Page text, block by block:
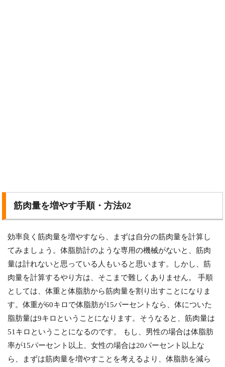
筋肉量を増やす手順・方法02
効率良く筋肉量を増やすなら、まずは自分の筋肉量を計算し
てみましょう。体脂肪計のような専用の機械がないと、筋肉
量は計れないと思っている人もいると思います。しかし、筋
肉量を計算するやり方は、そこまで難しくありません。 手順
としては、体重と体脂肪から筋肉量を割り出すことになりま
す。体重が60キロで体脂肪が15パーセントなら、体についた
脂肪量は9キロということになります。そうなると、筋肉量は
51キロということになるのです。 もし、男性の場合は体脂肪
率が15パーセント以上、女性の場合は20パーセント以上な
ら、まずは筋肉量を増やすことを考えるより、体脂肪を減ら